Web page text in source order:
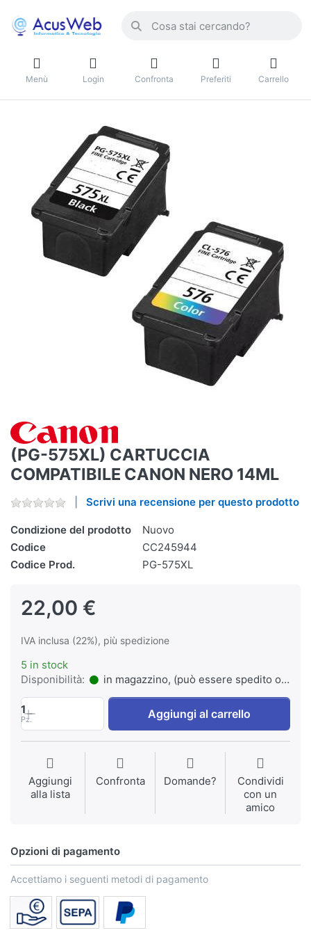
Menù Login Confronta Preferiti Carrello
(PG-575XL) CARTUCCIA
COMPATIBILE CANON NERO 14ML
Scrivi una recensione per questo prodotto
Condizione del prodotto
Nuovo
Codice
CC245944
Codice Prod.
PG-575XL
22,00 €
IVA inclusa (22%), più spedizione
5 in stock
Disponibilità:
in magazzino, (può essere spedito o ritirato)
1
Pz. Aggiungi al carrello
Aggiungi
alla lista
Confronta Domande?
Condividi
con un
amico
Opzioni di pagamento
Accettiamo i seguenti metodi di pagamento